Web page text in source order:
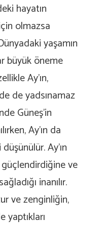
hayatın
olmazsa
yaşamın
büyük öneme
Ay’ın,
de yadsınamaz
Güneş’in
Ay’ın da
Ay’ın
ve
inanılır.
ve zenginliğin,
yaptıkları